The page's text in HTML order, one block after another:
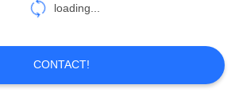
loading...
CONTACT!